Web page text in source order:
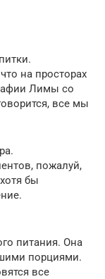
на просторах
Лимы со
все мы
пожалуй,
бы
питания. Она
порциями.
все